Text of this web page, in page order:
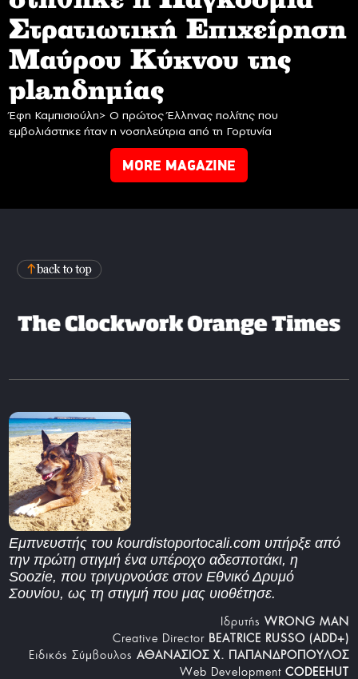
Στρατιωτική Επιχείρηση
Mαύρου Κύκνου της
planδημίας
Έφη Καμπισιούλη> Ο πρώτος Έλληνας πολίτης που
εμβολιάστηκε ήταν η νοσηλεύτρια από τη Γορτυνία
MORE MAGAZINE
Εμπνευστής του kourdistoportocali.com υπήρξε από
την πρώτη στιγμή ένα υπέροχο αδεσποτάκι, η
Soozie, που τριγυρνούσε στον Εθνικό Δρυμό
Σουνίου, ως τη στιγμή που μας υιοθέτησε.
Iδρυτής WRONG MAN
Creative Director BEATRICE RUSSO (ADD+)
Ειδικός Σύμβουλος ΑΘΑΝΑΣΙΟΣ Χ. ΠΑΠΑΝΔΡΟΠΟΥΛΟΣ
Web Development CODEEHUT